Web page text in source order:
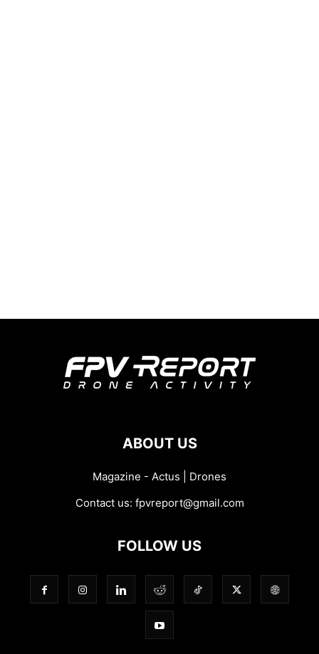
ABOUT US
Magazine - Actus | Drones
Contact us: fpvreport@gmail.com
FOLLOW US